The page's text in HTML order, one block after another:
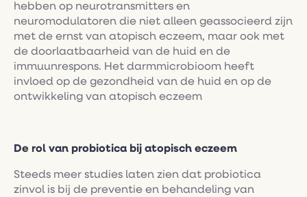
hebben op neurotransmitters en
neuromodulatoren die niet alleen geassocieerd zijn
met de ernst van atopisch eczeem, maar ook met
de doorlaatbaarheid van de huid en de
immuunrespons. Het darmmicrobioom heeft
invloed op de gezondheid van de huid en op de
ontwikkeling van atopisch eczeem
De rol van probiotica bij atopisch eczeem
Steeds meer studies laten zien dat probiotica
zinvol is bij de preventie en behandeling van